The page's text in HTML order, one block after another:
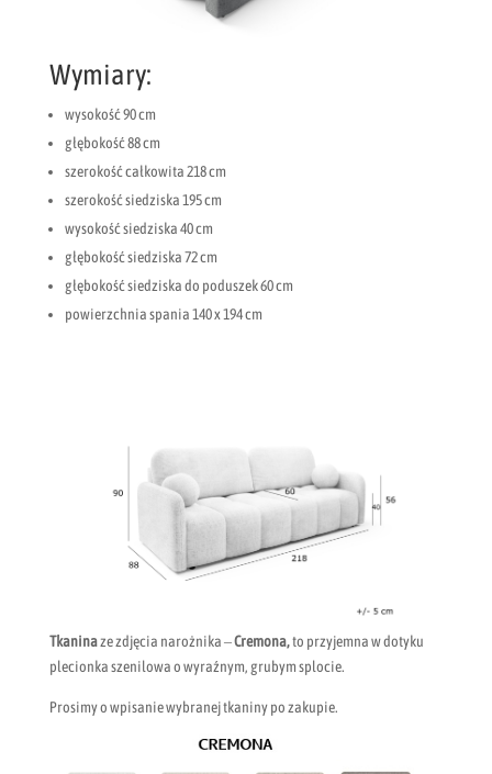
Wymiary:
wysokość 90 cm
głębokość 88 cm
szerokość całkowita 218 cm
szerokość siedziska 195 cm
wysokość siedziska 40 cm
głębokość siedziska 72 cm
głębokość siedziska do poduszek 60 cm
powierzchnia spania 140 x 194 cm
Tkaninaze zdjęcia narożnika –Cremona,to przyjemna w dotyku
plecionka szenilowa o wyraźnym, grubym splocie.
Prosimy o wpisanie wybranej tkaniny po zakupie.